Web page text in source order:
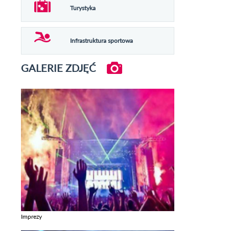
Turystyka
Infrastruktura sportowa
GALERIE ZDJĘĆ
Imprezy